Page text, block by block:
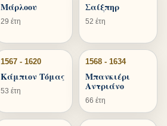
Μάρλοου
29 έτη
Σαίξπηρ
52 έτη
1567 - 1620
Κάμπιον Τόμας
53 έτη
1568 - 1634
Μπανκιέρι
Αντριάνο
66 έτη